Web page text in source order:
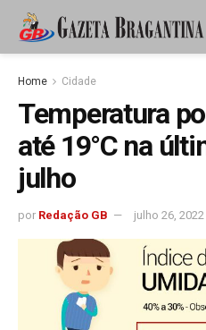
Home Cidade
Temperatura
até 19°C na
julho
por Redação GB julho 26, 2022